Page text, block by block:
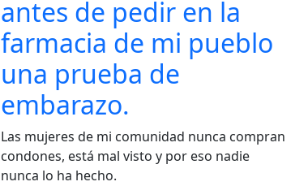
antes de pedir en la
farmacia de mi pueblo
una prueba de
embarazo.
Las mujeres de mi comunidad nunca compran
condones, está mal visto y por eso nadie
nunca lo ha hecho.